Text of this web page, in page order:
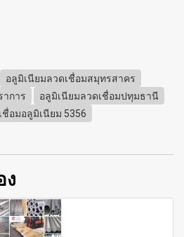
อลูมิเนียมลวดเชื่อมสมุทรสาคร
การ
อลูมิเนียมลวดเชื่อมปทุมธานี
ชื่อมอลูมิเนียม 5356
ง